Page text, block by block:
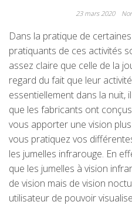
23 mars 2020
Dans la pratique de
pratiquants de ces activités
assez claire que celle de la
regard du fait que leur
essentiellement dans la nuit,
que les fabricants ont
vous apporter une vision
vous pratiquez vos
les jumelles infrarouge. En
que les jumelles à vision
de vision mais de vision
utilisateur de pouvoir